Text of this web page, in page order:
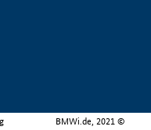
BMWi.de, 2021 ©